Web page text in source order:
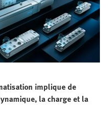
implique de
la charge et la